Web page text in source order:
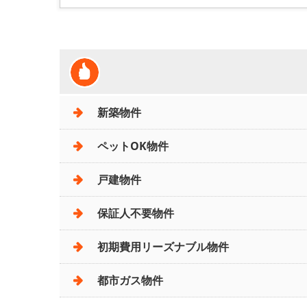
新築物件
ペットOK物件
戸建物件
保証人不要物件
初期費用リーズナブル物件
都市ガス物件